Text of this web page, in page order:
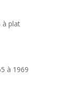
à plat
à 1969